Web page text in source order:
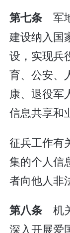
第七条 军
建设纳入国
设，实现兵
育、公安、
康、退役军
信息共享和
征兵工作有
集的个人信
者向他人非
第八条 机
深入开展爱